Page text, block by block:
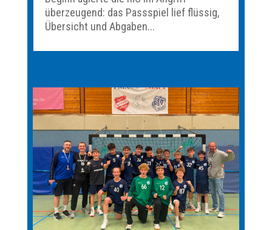
überzeugend: das Passspiel lief flüssig,
Übersicht und Abgaben...